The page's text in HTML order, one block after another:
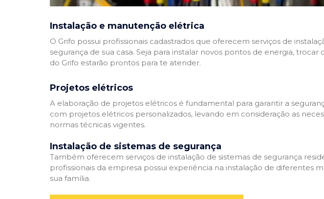
Instalação e manutenção elétrica
O Grifo possui profissionais cadastrados que oferecem serviços de
segurança de sua casa. Seja para instalar novos pontos de energia,
do Grifo estarão prontos para te atender.
Projetos elétricos
A elaboração de projetos elétricos é fundamental para garantir a
com projetos elétricos personalizados, levando em consideração as
normas técnicas vigentes.
Instalação de sistemas de segurança
Também oferecem serviços de instalação de sistemas de segurança
profissionais da empresa possui experiência na instalação de diferentes
sua família.